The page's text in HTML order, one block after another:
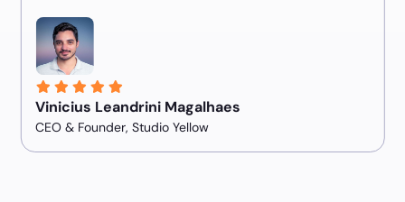
Vinicius Leandrini Magalhaes
CEO & Founder, Studio Yellow